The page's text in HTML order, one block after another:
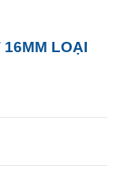
16MM LOẠI